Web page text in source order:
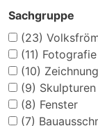
Sachgruppe
(23)
(11) Fotografie
(10)
(9) Skulpturen
(8) Fenster
(7)